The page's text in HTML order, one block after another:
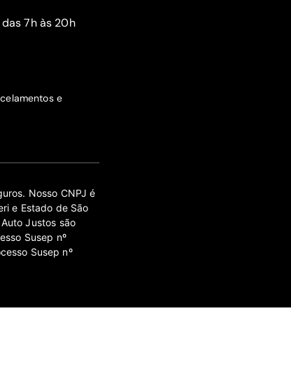
7h às 20h
e
Nosso CNPJ é
e Estado de São
Justos são
Susep nº
Susep nº